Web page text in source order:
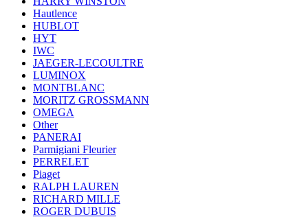
Hautlence
HUBLOT
HYT
IWC
JAEGER-LECOULTRE
LUMINOX
MONTBLANC
MORITZ GROSSMANN
OMEGA
Other
PANERAI
Parmigiani Fleurier
PERRELET
Piaget
RALPH LAUREN
RICHARD MILLE
ROGER DUBUIS